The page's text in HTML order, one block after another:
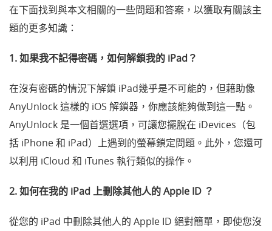
在下面找到與本文相關的一些問題和答案，以獲取有關該主
題的更多知識：
1. 如果我不記得密碼，如何解鎖我的 iPad？
在沒有密碼的情況下解鎖 iPad幾乎是不可能的，但藉助像
AnyUnlock 這樣的 iOS 解鎖器，你應該能夠做到這一點。
AnyUnlock 是一個首選選項，可讓您擺脫在 iDevices（包
括 iPhone 和 iPad）上遇到的螢幕鎖定問題。此外，您還可
以利用 iCloud 和 iTunes 執行類似的操作。
2. 如何在我的 iPad 上刪除其他人的 Apple ID ？
從您的 iPad 中刪除其他人的 Apple ID 絕對簡單，即使您沒